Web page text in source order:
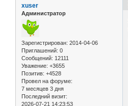
xuser
Администратор
Зарегистрирован: 2014-04-06
Приглашений: 0
Сообщений: 12111
Уважение: +3655
Позитив: +4528
Провел на форуме:
7 месяцев 3 дня
Последний визит:
2026-07-21 14:23:53